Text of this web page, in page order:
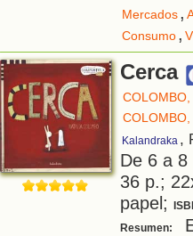
Mercados,
Consumo,
Cerca
COLOMBO,
COLOMBO,
Kalandraka ,
De 6 a
36 p.;
papel;
Resumen: